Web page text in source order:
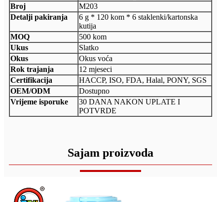
Broj
M203
Detalji pakiranja
6 g * 120 kom * 6 staklenki/kartonska
kutija
MOQ
500 kom
Ukus
Slatko
Okus
Okus voća
Rok trajanja
12 mjeseci
Certifikacija
HACCP, ISO, FDA, Halal, PONY, SGS
OEM/ODM
Dostupno
Vrijeme isporuke
30 DANA NAKON UPLATE I
POTVRDE
Sajam proizvoda